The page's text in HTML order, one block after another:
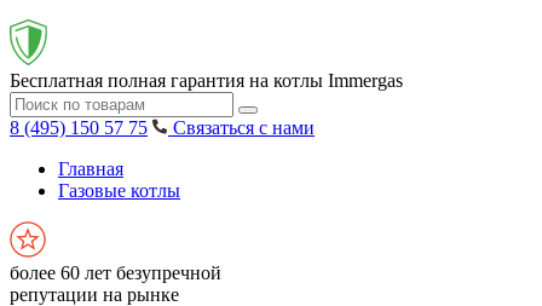
Бесплатная полная гарантия на котлы Immergas
8 (495) 150 57 75
Связаться с нами
Главная
Газовые котлы
более 60 лет безупречной
репутации на рынке